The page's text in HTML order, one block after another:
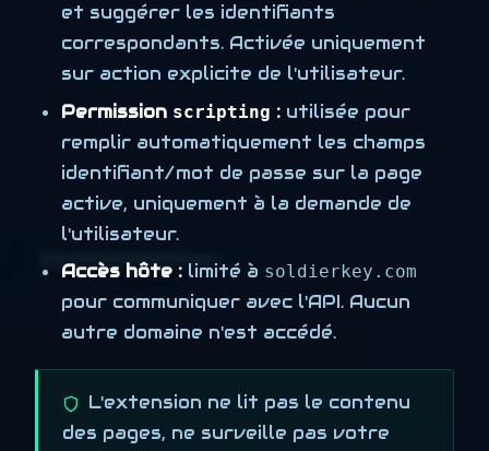
et suggérer les identifiants
correspondants. Activée uniquement
sur action explicite de l'utilisateur.
Permission scripting : utilisée pour
remplir automatiquement les champs
identifiant/mot de passe sur la page
active, uniquement à la demande de
l'utilisateur.
Accès hôte : limité à soldierkey.com
pour communiquer avec l'API. Aucun
autre domaine n'est accédé.
L'extension ne lit pas le contenu
des pages, ne surveille pas votre